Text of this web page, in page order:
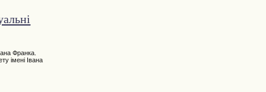
Франка.
імені Івана